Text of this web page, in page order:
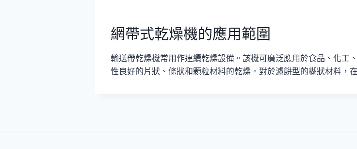
網帶式乾燥機的應用範圍
輸送帶乾燥機常用作連續乾燥設備。該機可廣泛應用於食品、化工、
性良好的片狀、條狀和顆粒材料的乾燥。對於濾餅型的糊狀材料，